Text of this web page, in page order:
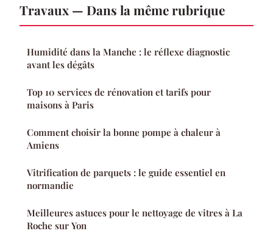
Travaux — Dans la même rubrique
Humidité dans la Manche : le réflexe diagnostic
avant les dégâts
Top 10 services de rénovation et tarifs pour
maisons à Paris
Comment choisir la bonne pompe à chaleur à
Amiens
Vitrification de parquets : le guide essentiel en
normandie
Meilleures astuces pour le nettoyage de vitres à La
Roche sur Yon